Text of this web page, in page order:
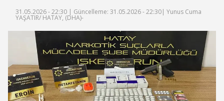
31.05.2026 - 22:30 | Güncelleme: 31.05.2026 - 22:30| Yunus Cuma
YAŞATIR/ HATAY, (DHA)-